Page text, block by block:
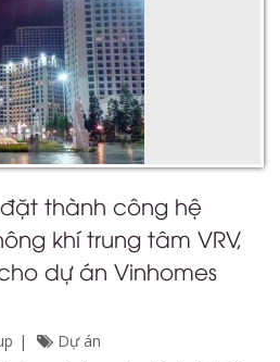
thành công hệ
khí trung tâm VRV,
dự án Vinhomes
Dự án